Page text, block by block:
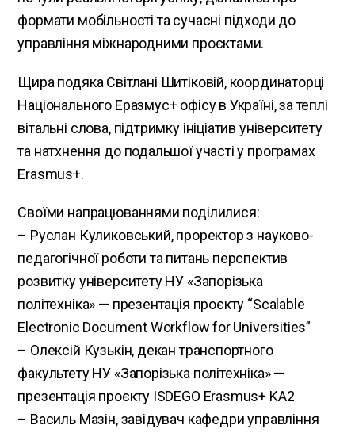
формати мобільності та сучасні підходи до
управління міжнародними проєктами.
Щира подяка Світлані Шитіковій, координаторці
Національного Еразмус+ офісу в Україні, за теплі
вітальні слова, підтримку ініціатив університету
та натхнення до подальшої участі у програмах
Erasmus+.
Своїми напрацюваннями поділилися:
– Руслан Куликовський, проректор з науково-
педагогічної роботи та питань перспектив
розвитку університету НУ «Запорізька
політехніка» — презентація проєкту “Scalable
Electronic Document Workflow for Universities”
– Олексій Кузькін, декан транспортного
факультету НУ «Запорізька політехніка» —
презентація проєкту ISDEGO Erasmus+ KA2
– Василь Мазін, завідувач кафедри управління